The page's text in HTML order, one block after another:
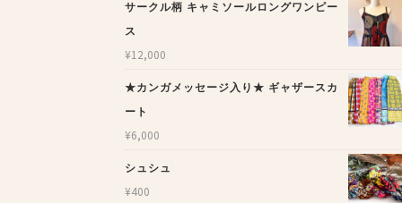
サークル柄 キャミソールロングワンピー
ス
¥12,000
★カンガメッセージ入り★ ギャザースカ
ート
¥6,000
シュシュ
¥400